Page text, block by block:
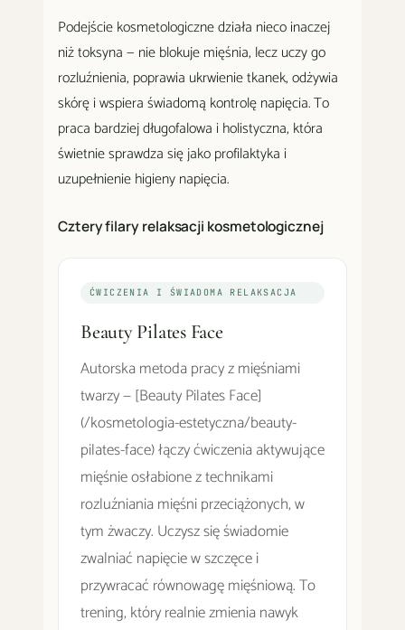
Podejście kosmetologiczne działa nieco inaczej
niż toksyna — nie blokuje mięśnia, lecz uczy go
rozluźnienia, poprawia ukrwienie tkanek, odżywia
skórę i wspiera świadomą kontrolę napięcia. To
praca bardziej długofalowa i holistyczna, która
świetnie sprawdza się jako profilaktyka i
uzupełnienie higieny napięcia.
Cztery filary relaksacji kosmetologicznej
ĆWICZENIA I ŚWIADOMA RELAKSACJA
Beauty Pilates Face
Autorska metoda pracy z mięśniami
twarzy — [Beauty Pilates Face]
(/kosmetologia-estetyczna/beauty-
pilates-face) łączy ćwiczenia aktywujące
mięśnie osłabione z technikami
rozluźniania mięśni przeciążonych, w
tym żwaczy. Uczysz się świadomie
zwalniać napięcie w szczęce i
przywracać równowagę mięśniową. To
trening, który realnie zmienia nawyk